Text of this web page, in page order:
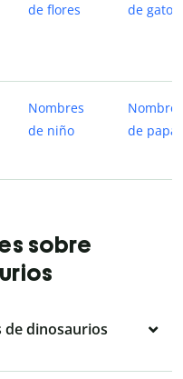
de flores
de gato
Nombres
de niño
Nombres
de papas
sobre
de dinosaurios